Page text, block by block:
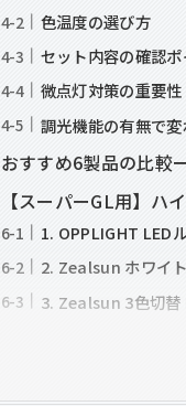
色温度の選び方
セット内容の確認ポ
微点灯対策の重要性
調光機能の有無で
おすすめ6製品の比較
【スーパーGL用】ハ
1. OPPLIGHT LED
2. Zealsun ホワイ
3. Zealsun 3色切替